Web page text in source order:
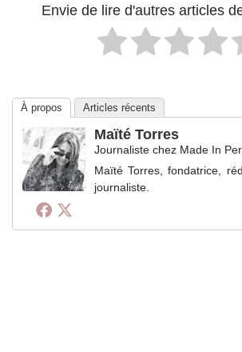
Envie de lire d'autres articles
À propos Articles récents
Maïté Torres
Journaliste chez Made In
Maïté Torres, fondatrice,
journaliste.